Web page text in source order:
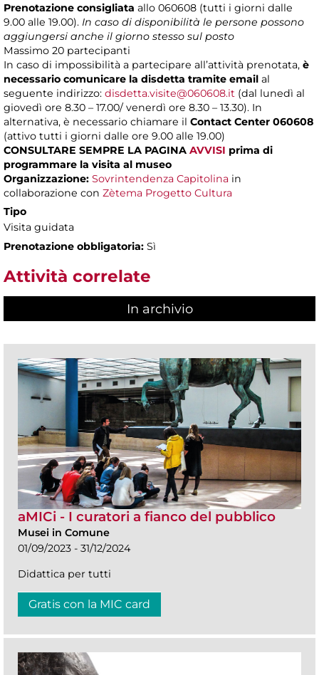
Prenotazione consigliata allo 060608 (tutti i giorni dalle
9.00 alle 19.00). In caso di disponibilità le persone possono
aggiungersi anche il giorno stesso sul posto
Massimo 20 partecipanti
In caso di impossibilità a partecipare all’attività prenotata, è
necessario comunicare la disdetta tramite email al
seguente indirizzo: disdetta.visite@060608.it (dal lunedì al
giovedì ore 8.30 – 17.00/ venerdì ore 8.30 – 13.30). In
alternativa, è necessario chiamare il Contact Center 060608
(attivo tutti i giorni dalle ore 9.00 alle 19.00)
CONSULTARE SEMPRE LA PAGINA AVVISI prima di
programmare la visita al museo
Organizzazione: Sovrintendenza Capitolina in
collaborazione con Zètema Progetto Cultura
Tipo
Visita guidata
Prenotazione obbligatoria: Sì
Attività correlate
In archivio
aMICi - I curatori a fianco del pubblico
Musei in Comune
01/09/2023 - 31/12/2024
Didattica per tutti
Gratis con la MIC card